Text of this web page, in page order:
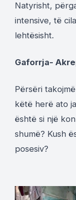
Natyrisht,
intensive, të
lehtësisht.
Gaforrja-
Përsëri
këtë herë ato
është si një
shumë? Kush
posesiv?